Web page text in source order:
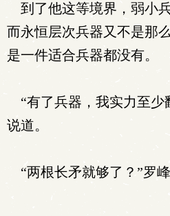
到了他这等境界，弱小
而永恒层次兵器又不是那
是一件适合兵器都没有。
“有了兵器，我实力至少
说道。
“两根长矛就够了？”罗峰